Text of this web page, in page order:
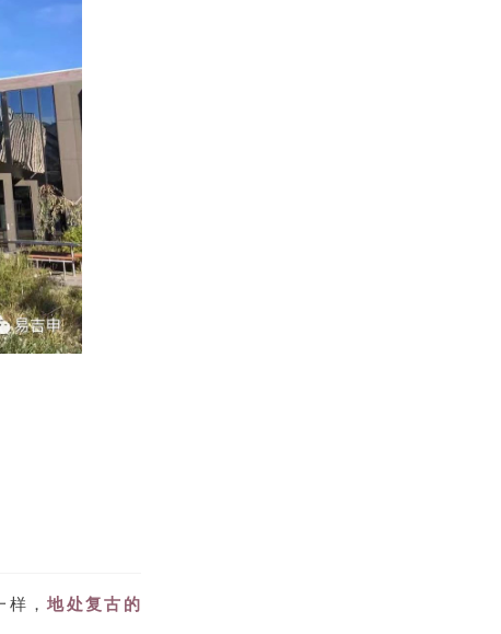
样，地处复古的